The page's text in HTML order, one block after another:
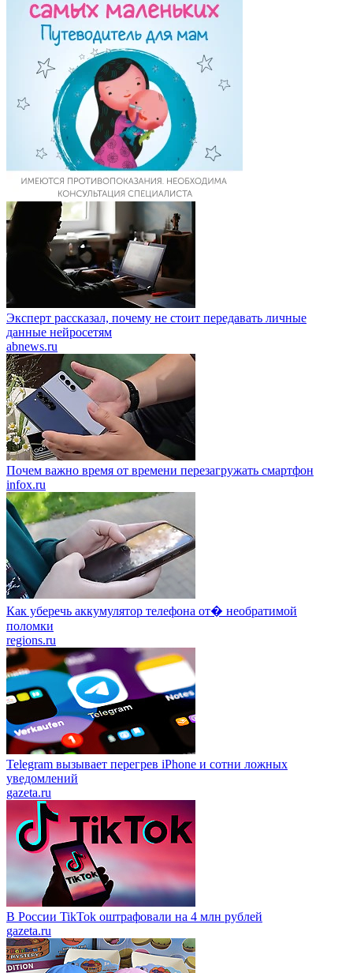
Эксперт рассказал, почему не стоит передавать личные
данные нейросетям
abnews.ru
Почем важно время от времени перезагружать смартфон
infox.ru
Как уберечь аккумулятор телефона от� необратимой
поломки
regions.ru
Telegram вызывает перегрев iPhone и сотни ложных
уведомлений
gazeta.ru
В России TikTok оштрафовали на 4 млн рублей
gazeta.ru